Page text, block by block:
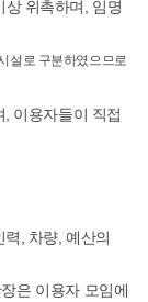
상 위촉하며, 임명
설로 구분하였으므로
이용자들이 직접
, 차량, 예산의
은 이용자 모임에